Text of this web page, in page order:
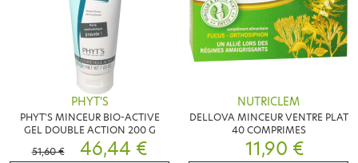
PHYT'S
PHYT'S MINCEUR BIO-ACTIVE
GEL DOUBLE ACTION 200 G
51,60 €
46,44 €
NUTRICLEM
DELLOVA MINCEUR VENTRE PLAT
40 COMPRIMES
11,90 €